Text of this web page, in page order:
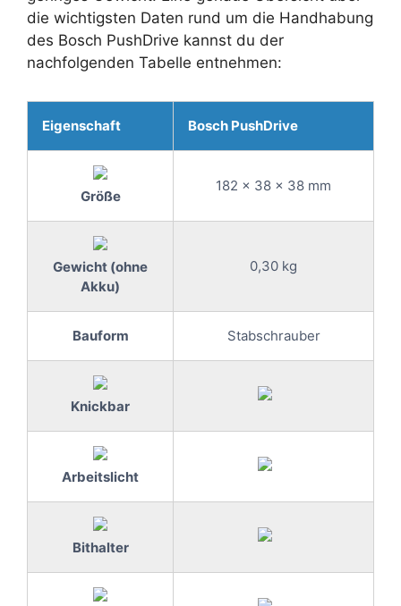
die wichtigsten Daten rund um die Handhabung
des Bosch PushDrive kannst du der
nachfolgenden Tabelle entnehmen:
Eigenschaft Bosch PushDrive
Größe
182 x 38 x 38 mm
Gewicht (ohne
Akku)
0,30 kg
Bauform Stabschrauber
Knickbar
Arbeitslicht
Bithalter